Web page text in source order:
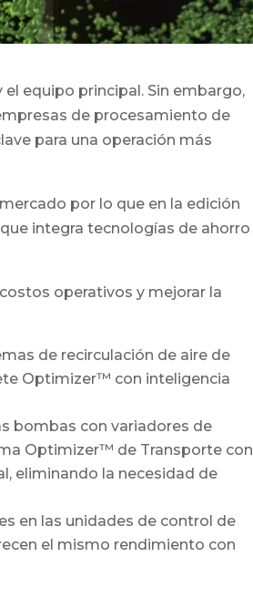
equipo principal. Sin embargo,
de procesamiento de
para una operación más
por lo que en la edición
integra tecnologías de ahorro
operativos y mejorar la
de recirculación de aire de
Optimizer™ con inteligencia
bombas con variadores de
Optimizer™ de Transporte con
eliminando la necesidad de
en las unidades de control de
el mismo rendimiento con